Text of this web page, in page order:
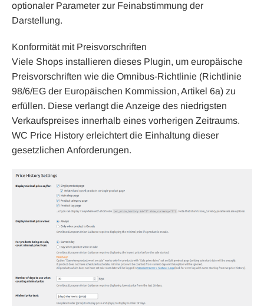
optionaler Parameter zur Feinabstimmung der
Darstellung.
Konformität mit Preisvorschriften
Viele Shops installieren dieses Plugin, um europäische
Preisvorschriften wie die Omnibus-Richtlinie (Richtlinie
98/6/EG der Europäischen Kommission, Artikel 6a) zu
erfüllen. Diese verlangt die Anzeige des niedrigsten
Verkaufspreises innerhalb eines vorherigen Zeitraums.
WC Price History erleichtert die Einhaltung dieser
gesetzlichen Anforderungen.